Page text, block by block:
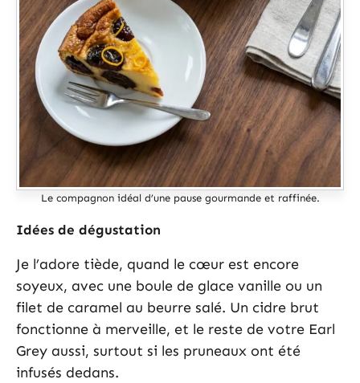
Le compagnon idéal d’une pause gourmande et raffinée.
Idées de dégustation
Je l’adore tiède, quand le cœur est encore
soyeux, avec une boule de glace vanille ou un
filet de caramel au beurre salé. Un cidre brut
fonctionne à merveille, et le reste de votre Earl
Grey aussi, surtout si les pruneaux ont été
infusés dedans.